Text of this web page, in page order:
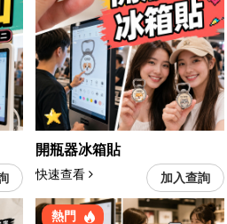
開瓶器冰箱貼
加入查詢
快速查看
熱門